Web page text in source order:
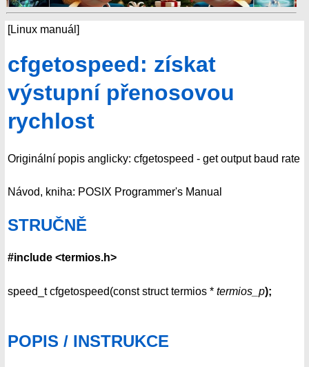
[Linux manuál]
cfgetospeed: získat
výstupní přenosovou
rychlost
Originální popis anglicky: cfgetospeed - get output baud rate
Návod, kniha: POSIX Programmer's Manual
STRUČNĚ
#include <termios.h>
speed_t cfgetospeed(const struct termios * termios_p);
POPIS / INSTRUKCE